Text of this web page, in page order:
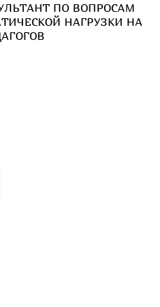
ПО ВОПРОСАМ
НАГРУЗКИ НА